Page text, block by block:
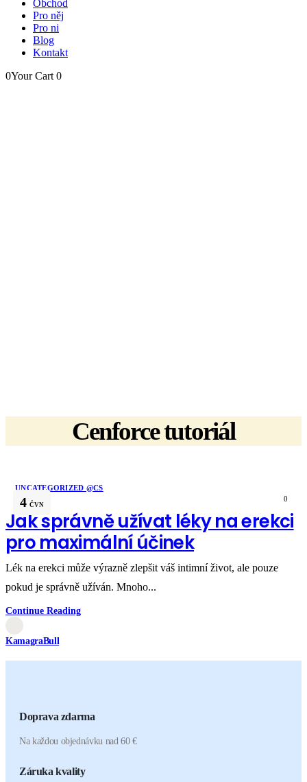
Obchod
Pro něj
Pro ni
Blog
Kontakt
0Your Cart 0
Cenforce tutoriál
4 ČVN
0
UNCATEGORIZED @CS
Jak správně užívat léky na erekci
pro maximální účinek
Lék na erekci může výrazně zlepšit váš intimní život, ale pouze
pokud je správně užíván. Mnoho...
Continue Reading
KamagraBull
Doprava zdarma
Na každou objednávku nad 60 €
Záruka kvality